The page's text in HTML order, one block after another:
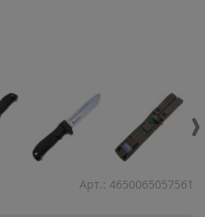
Арт.: 4650065057561